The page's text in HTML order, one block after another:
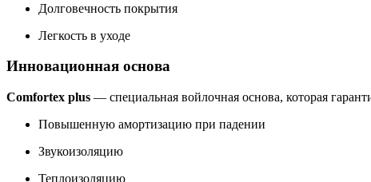
Долговечность покрытия
Легкость в уходе
Инновационная основа
Comfortex plus — специальная войлочная основа, которая
Повышенную амортизацию при падении
Звукоизоляцию
Теплоизоляцию